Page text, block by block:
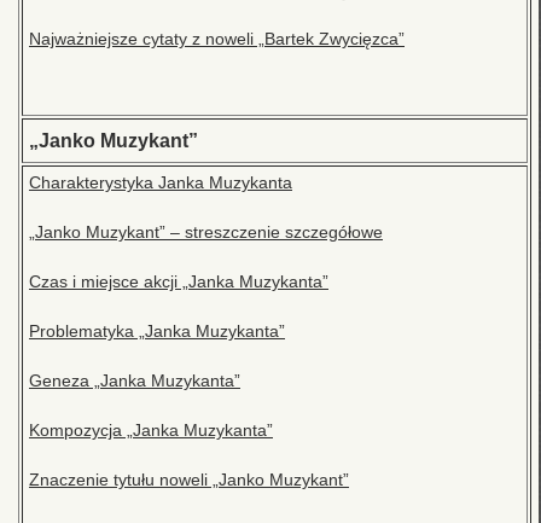
Najważniejsze cytaty z noweli „Bartek Zwycięzca”
„Janko Muzykant”
Charakterystyka Janka Muzykanta
„Janko Muzykant” – streszczenie szczegółowe
Czas i miejsce akcji „Janka Muzykanta”
Problematyka „Janka Muzykanta”
Geneza „Janka Muzykanta”
Kompozycja „Janka Muzykanta”
Znaczenie tytułu noweli „Janko Muzykant”